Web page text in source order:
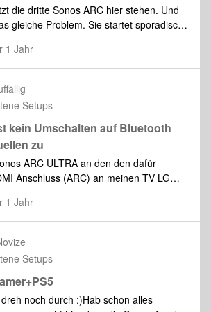
die dritte Sonos ARC hier stehen. Und
gleiche Problem. Sie startet sporadisch
oder über der TV über ARC den
ist die Sonos Arc via HDMI an
GQ50QN90AATXZG. Im Netzwerk ist
Alle Geräte haben den
Hat da jemand eine
1 Jahr
Setups
kein Umschalten auf Bluetooth
zu
ARC ULTRA an den den dafür
Anschluss (ARC) an meinen TV LG
Ich kann am TV jetzt jedoch keine
TV Lautsprecher etc.) mehr
gehe ich im Menü des TV auf die
und konnte zumindest bei
auswählen, ob ich die Lautsprecher
oder über Bluetooth Kopfhörer
Ich kann zwar am TV auswählen,
ausgeben will, aber nach ca. zwei
sich der HDMI Anschluss wieder
1 Jahr
Setups
noch durch :)Hab schon alles